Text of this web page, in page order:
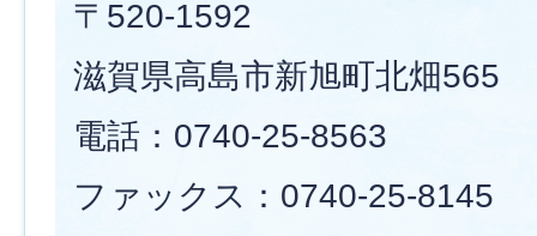
〒520-1592
滋賀県高島市新旭町北畑565
電話：0740-25-8563
ファックス：0740-25-8145